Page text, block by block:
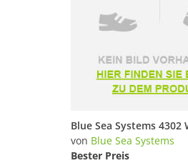
von Blue Sea Systems
Bester Preis